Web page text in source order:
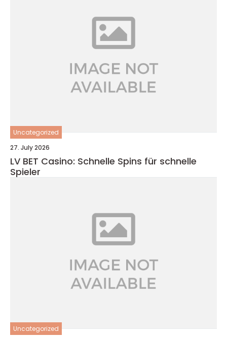
Uncategorized
27. July 2026
LV BET Casino: Schnelle Spins für schnelle
Spieler
Uncategorized